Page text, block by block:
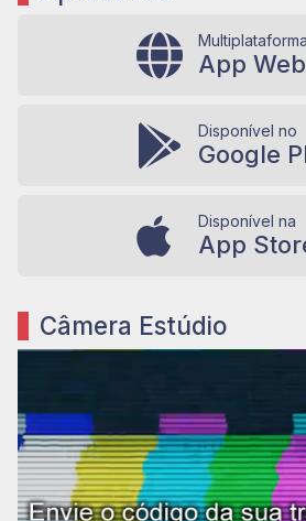
Multiplataforma
App Web
Disponível no
Google
Disponível na
App
Câmera Estúdio